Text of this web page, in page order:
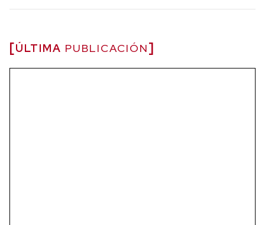
ÚLTIMA PUBLICACIÓN